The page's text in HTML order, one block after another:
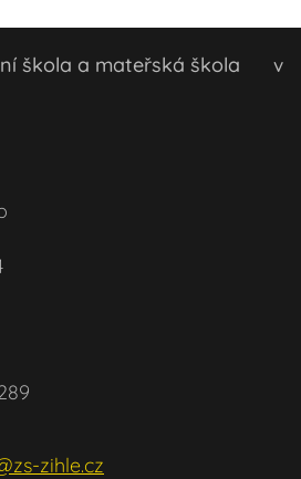
škola a mateřská škola v
zihle.cz